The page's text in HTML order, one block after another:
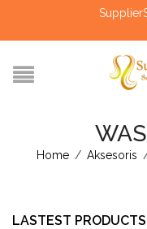
Home / Aksesoris
LASTEST PRODUCTS